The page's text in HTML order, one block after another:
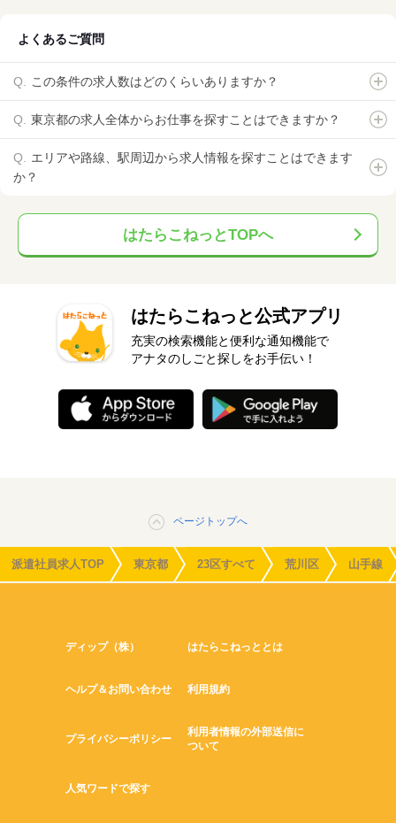
よくあるご質問
この条件の求人数はどのくらいありますか？
東京都の求人全体からお仕事を探すことはできますか？
エリアや路線、駅周辺から求人情報を探すことはできます
か？
はたらこねっとTOPへ
はたらこねっと公式アプリ
充実の検索機能と便利な通知機能で
アナタのしごと探しをお手伝い！
ページトップへ
派遣社員求人TOP 東京都 23区すべて 荒川区 山手線
ディップ（株） はたらこねっととは
ヘルプ＆お問い合わせ 利用規約
プライバシーポリシー
利用者情報の外部送信に
ついて
人気ワードで探す